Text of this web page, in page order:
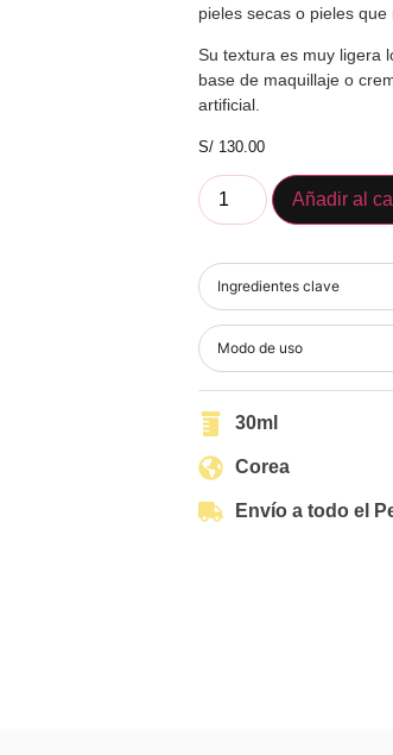
pieles secas o pieles
Su textura es muy ligera
base de maquillaje o
artificial.
S/ 130.00
Añadir al
Ingredientes clave
Modo de uso
30ml
Corea
Envío a todo el